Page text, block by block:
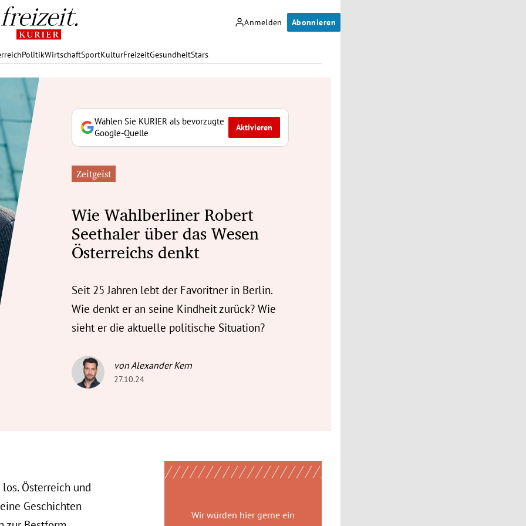
Anmelden Abonnieren
PolitikWirtschaftSportKulturFreizeitGesundheitStars
Wählen Sie KURIER als bevorzugte
Google-Quelle
Aktivieren
Zeitgeist
Wie Wahlberliner Robert
Seethaler über das Wesen
Österreichs denkt
Seit 25 Jahren lebt der Favoritner in Berlin.
Wie denkt er an seine Kindheit zurück? Wie
sieht er die aktuelle politische Situation?
von Alexander Kern
27.10.24
Österreich und
Geschichten
Wir würden hier gerne ein